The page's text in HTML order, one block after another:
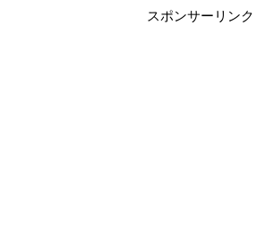
スポンサーリンク